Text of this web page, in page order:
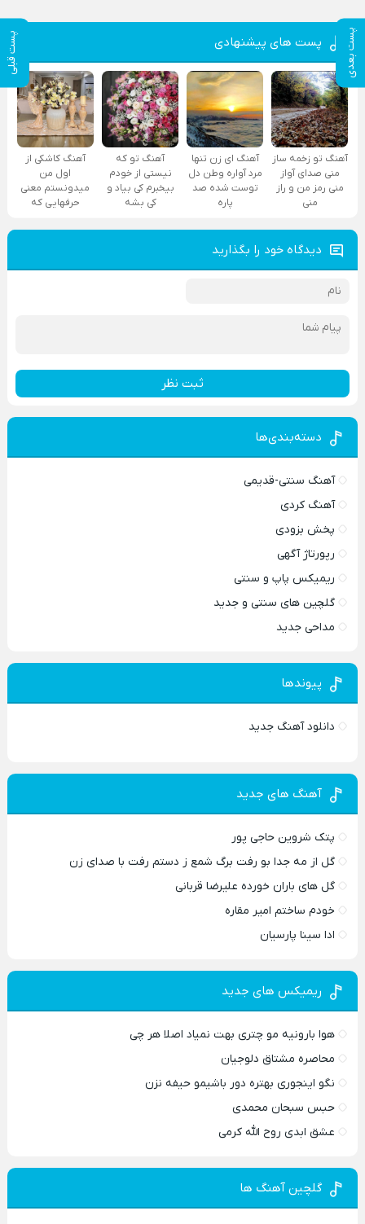
پست بعدی پست قبلی پست های پیشنهادی
آهنگ تو زخمه ساز
منی صدای آواز
منی رمز من و راز
منی
آهنگ ای زن تنها
مرد آواره وطن دل
توست شده صد
پاره
آهنگ تو که
نیستی از خودم
بیخبرم کی بیاد و
کی بشه
آهنگ کاشکی از
اول من
میدونستم معنی
حرفهایی که
دیدگاه خود را بگذارید
ثبت نظر
دسته‌بندی‌ها
آهنگ سنتی-قدیمی
آهنگ کردی
پخش بزودی
رپورتاژ آگهی
ریمیکس پاپ و سنتی
گلچین های سنتی و جدید
مداحی جدید
پیوندها
دانلود آهنگ جدید
آهنگ های جدید
پتک شروین حاجی پور
گل از مه جدا بو رفت برگ شمع ز دستم رفت با صدای زن
گل های باران خورده علیرضا قربانی
خودم ساختم امیر مقاره
ادا سینا پارسیان
ریمیکس های جدید
هوا بارونیه مو چتری بهت نمیاد اصلا هر چی
محاصره مشتاق دلوجیان
نگو اینجوری بهتره دور باشیمو حیفه نزن
حبس سبحان محمدی
عشق ابدی روح الله کرمی
گلچین آهنگ ها